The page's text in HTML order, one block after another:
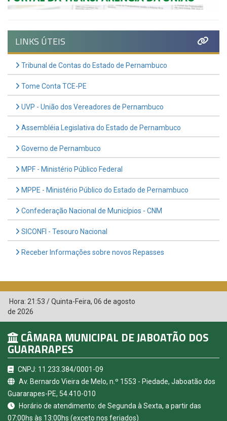
LINKS ÚTEIS
Tribunal de Contas do Estado de Pernambuco
Tome Conta TCE-PE
UVP - União dos Vereadores de Pernambuco
Assembléia Legislativa do Estado de Pernambuco
Governo de Pernambuco
MPF - Ministério Público Federal
MPPE - Ministério Público do Estado de Pernambuco
Confederação Nacional de Municípios - CNM
SICONFI - Tesouro Nacional
Receber Informações sobre novos Repasses
Hora: 21:53 /Quinta-Feira, 06 de agosto
de 2026
CÂMARA MUNICIPAL DE JABOATÃO DOS
GUARARAPES
CNPJ: 11.233.384/0001-09
Av. Bernardo Vieira de Melo, n.º 1553 - Piedade, Jaboatão dos
Guararapes-PE, 54.410-010
Horário de atendimento: de Segunda à Sexta, a partir das
07:00hs às 13:00hs (exceto nos feriados)